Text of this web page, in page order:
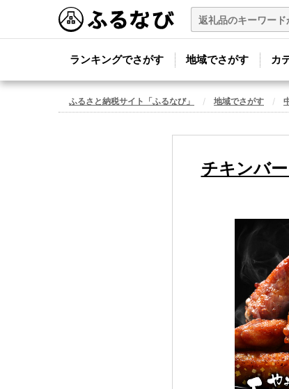
ランキングでさがす 地域でさがす カ
ふるさと納税サイト「ふるなび」 地域でさがす
チキンバ